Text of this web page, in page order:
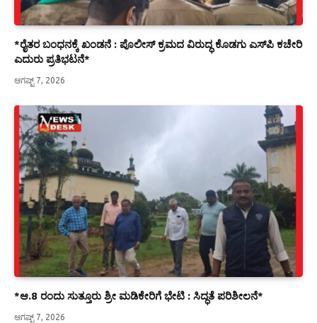
*ರೈತರ ಬಂಧನಕ್ಕೆ ಖಂಡನೆ : ಪೊಲೀಸ್ ಕ್ರಮದ ವಿರುದ್ಧ ಕೊಡಗು ಎಸ್‍ಪಿ ಕಚೇರಿ
ಎದುರು ಪ್ರತಿಭಟನೆ*
ಆಗಷ್ಟ್ 7, 2026
*ಆ.8 ರಂದು ಸುತ್ತೂರು ಶ್ರೀ ಮಡಿಕೇರಿಗೆ ಭೇಟಿ : ಸಿದ್ಧತೆ ಪರಿಶೀಲನೆ*
ಆಗಷ್ಟ್ 7, 2026